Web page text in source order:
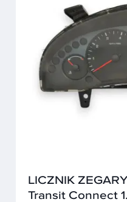
LICZNIK
Transit Connect